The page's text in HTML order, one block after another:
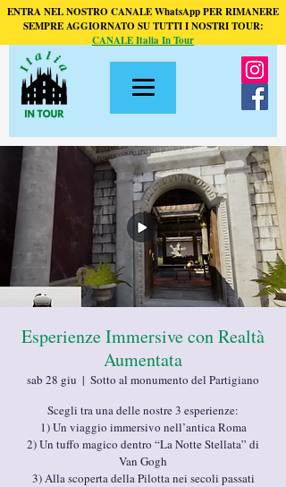
ENTRA NEL NOSTRO CANALE WhatsApp PER RIMANERE
SEMPRE AGGIORNATO SU TUTTI I NOSTRI TOUR:
CANALE Italia In Tour
Esperienze Immersive con Realtà
Aumentata
sab 28 giu
  |
Sotto al monumento del Partigiano
Scegli tra una delle nostre 3 esperienze:
1) Un viaggio immersivo nell’antica Roma
2) Un tuffo magico dentro “La Notte Stellata” di
Van Gogh
3) Alla scoperta della Pilotta nei secoli passati